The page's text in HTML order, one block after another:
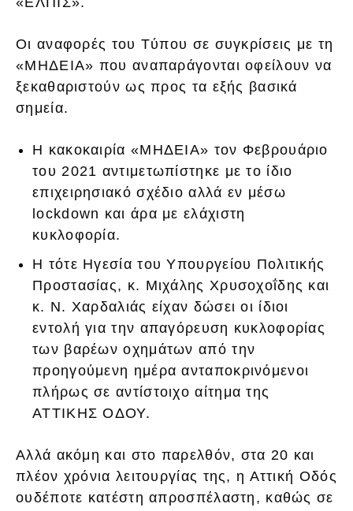
Οι αναφορές του Tύπου σε συγκρίσεις με τη
«ΜΗΔΕΙΑ» που αναπαράγονται οφείλουν να
ξεκαθαριστούν ως προς τα εξής βασικά
σημεία.
Η κακοκαιρία «ΜΗΔΕΙΑ» τον Φεβρουάριο
του 2021 αντιμετωπίστηκε με το ίδιο
επιχειρησιακό σχέδιο αλλά εν μέσω
lockdown και άρα με ελάχιστη
κυκλοφορία.
Η τότε Ηγεσία του Υπουργείου Πολιτικής
Προστασίας, κ. Μιχάλης Χρυσοχοΐδης και
κ. Ν. Χαρδαλιάς είχαν δώσει οι ίδιοι
εντολή για την απαγόρευση κυκλοφορίας
των βαρέων οχημάτων από την
προηγούμενη ημέρα ανταποκρινόμενοι
πλήρως σε αντίστοιχο αίτημα της
ΑΤΤΙΚΗΣ ΟΔΟΥ.
Αλλά ακόμη και στο παρελθόν, στα 20 και
πλέον χρόνια λειτουργίας της, η Αττική Οδός
ουδέποτε κατέστη απροσπέλαστη, καθώς σε